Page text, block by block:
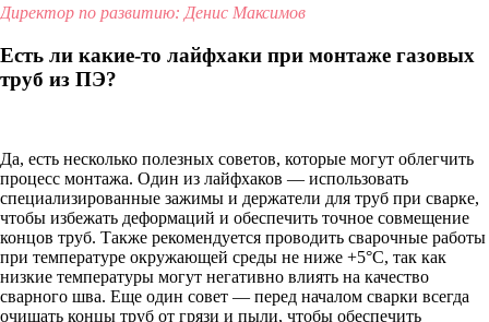
Директор по развитию: Денис Максимов
Есть ли какие-то лайфхаки при монтаже газовых
труб из ПЭ?
Да, есть несколько полезных советов, которые могут облегчить
процесс монтажа. Один из лайфхаков — использовать
специализированные зажимы и держатели для труб при сварке,
чтобы избежать деформаций и обеспечить точное совмещение
концов труб. Также рекомендуется проводить сварочные работы
при температуре окружающей среды не ниже +5°C, так как
низкие температуры могут негативно влиять на качество
сварного шва. Еще один совет — перед началом сварки всегда
очищать концы труб от грязи и пыли, чтобы обеспечить